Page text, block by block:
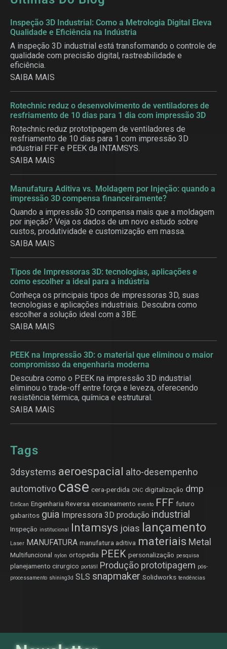
Inspeção 3D Industrial: Como a Metrologia Digital Eleva
Qualidade e Eficiência na Indústria
A inspeção 3D industrial está transformando o controle de
qualidade com precisão digital, rastreabilidade e
eficiência.
SAIBA MAIS
Rotechnic reduz o desenvolvimento de ventiladores de
resfriamento de 10 dias para 1 dia com impressão 3D
Rotechnic reduz prototipagem de ventiladores de
resfriamento de 10 dias para 1 com impressão 3D
industrial FFF e PEEK da INTAMSYS.
SAIBA MAIS
Manufatura Aditiva vs. Moldagem por Injeção: quando a
impressão 3D compensa financeiramente?
Quando a impressão 3D compensa mais que a moldagem
por injeção? Veja os dados de um novo estudo sobre
custos, produtividade e customização em massa.
SAIBA MAIS
Tipos de Impressoras 3D: tecnologias, aplicações e
como escolher a ideal para a indústria
Conheça os principais tipos de impressoras 3D, suas
tecnologias e aplicações industriais. Descubra como
escolher a solução ideal com a 3BE.
SAIBA MAIS
PEEK na Impressão 3D: o material que eliminou o maior
compromisso da engenharia moderna
Descubra como o PEEK na impressão 3D industrial
eliminou o trade-off entre força e leveza, oferecendo
resistência térmica, química e estrutural.
SAIBA MAIS
Tags
3dsystems aeroespacial alto-desempenho
automotivo case cera-perdida CNC digitalização dmp
EinScan Engenharia Reversa escaneamento evento FFF futuro
gabaritos guia Impressora 3D produção industrial
Inspeção institucional Intamsys joias lançamento
Laser MANUFATURA manufatura aditiva materiais Metal
Multifuncional nylon ortopedia PEEK personalização pesquisa
planejamento cirurgico portátil Produção prototipagem pós-
processamento shining3d SLS snapmaker Solidworks tendências